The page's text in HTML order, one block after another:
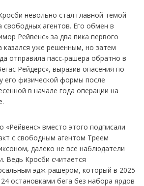
невольно стал главной темой
свободных агентов. Его обмен в
Рейвенс» за два пика первого
казался уже решенным, но затем
отправила пасс-рашера обратно в
Рейдерс», выразив опасения по
его физической формы после
в начале года операции на
«Рейвенс» вместо этого подписали
с свободным агентом Треем
далеко не все наблюдатели
Ведь Кросби считается
эдж-рашером, который в 2025
24 остановками бега без набора ярдов